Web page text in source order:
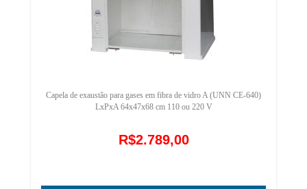
Capela de exaustão para gases em fibra de vidro A (UNN CE-640)
LxPxA 64x47x68 cm 110 ou 220 V
R$2.789,00